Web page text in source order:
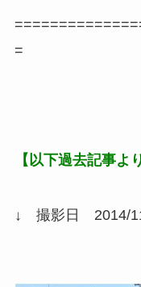
=
【以下過去記事よ
↓ 撮影日 2014/